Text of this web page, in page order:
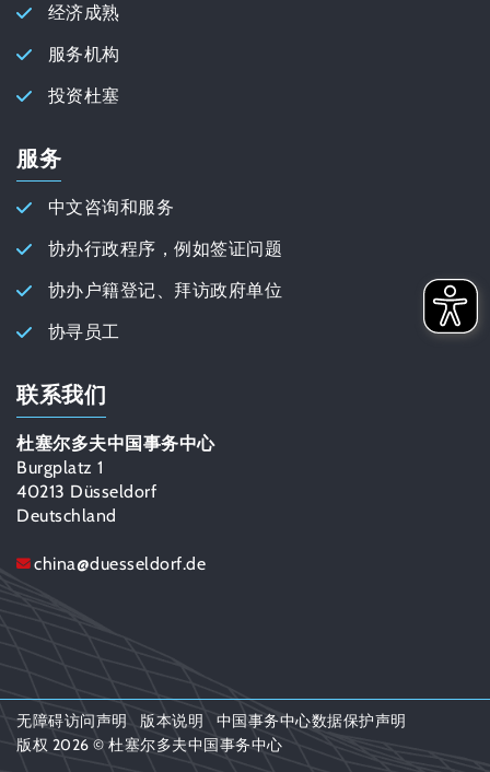
经济成熟
服务机构
投资杜塞
服务
中文咨询和服务
协办行政程序，例如签证问题
协办户籍登记、拜访政府单位
协寻员工
联系我们
杜塞尔多夫中国事务中心
Burgplatz 1
40213 Düsseldorf
Deutschland
china@duesseldorf.de
无障碍访问声明 版本说明
中国事务中心数据保护声明
版权 2026 © 杜塞尔多夫中国事务中心